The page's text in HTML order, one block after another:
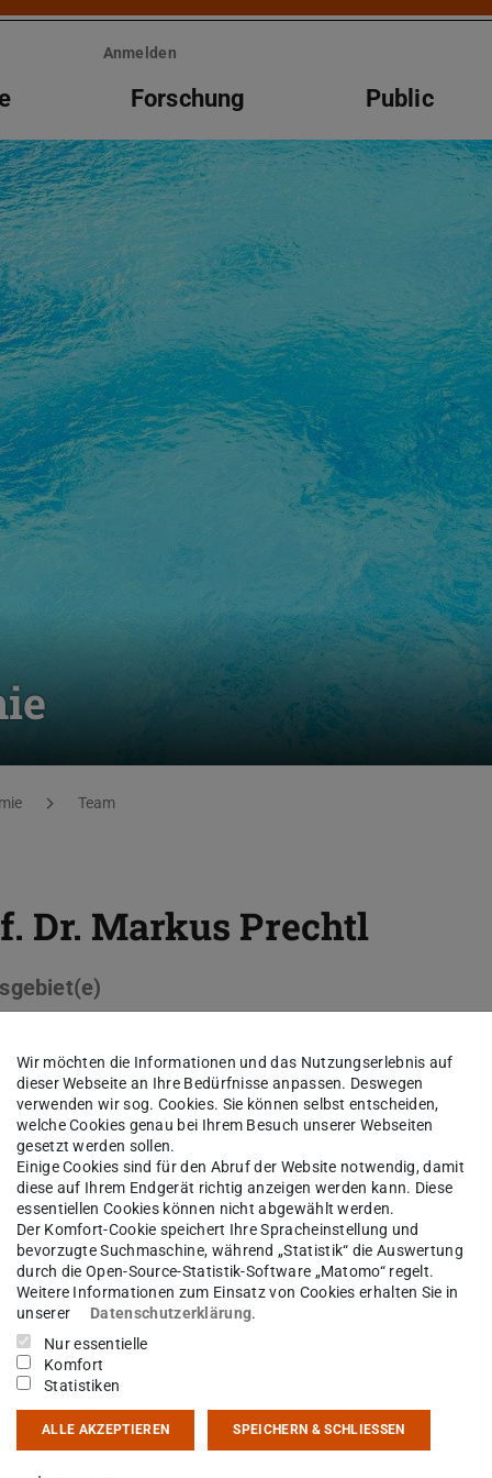
Anmelden
Forschung Public
Team
Dr. Markus Prechtl
für nachhaltige Entwicklung, Gender/Diversity,
...
16-20828
C 210
10 06 36
Str. 4
Darmstadt
Wir möchten die Informationen und das Nutzungserlebnis auf
dieser Webseite an Ihre Bedürfnisse anpassen. Deswegen
verwenden wir sog. Cookies. Sie können selbst entscheiden,
welche Cookies genau bei Ihrem Besuch unserer Webseiten
gesetzt werden sollen.
Einige Cookies sind für den Abruf der Website notwendig, damit
diese auf Ihrem Endgerät richtig anzeigen werden kann. Diese
essentiellen Cookies können nicht abgewählt werden.
Der Komfort-Cookie speichert Ihre Spracheinstellung und
bevorzugte Suchmaschine, während „Statistik“ die Auswertung
durch die Open-Source-Statistik-Software „Matomo“ regelt.
Weitere Informationen zum Einsatz von Cookies erhalten Sie in
unserer
Datenschutzerklärung.
Nur essentielle
Komfort
Statistiken
ALLE AKZEPTIEREN SPEICHERN & SCHLIESSEN